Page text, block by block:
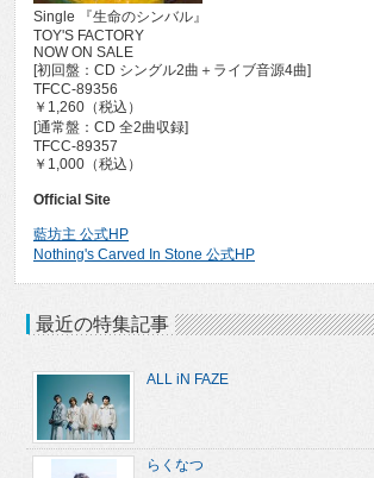
Single 『生命のシンバル』
TOY'S FACTORY
NOW ON SALE
[初回盤：CD シングル2曲＋ライブ音源4曲]
TFCC-89356
￥1,260（税込）
[通常盤：CD 全2曲収録]
TFCC-89357
￥1,000（税込）
Official Site
藍坊主 公式HP
Nothing's Carved In Stone 公式HP
最近の特集記事
ALL iN FAZE
らくなつ